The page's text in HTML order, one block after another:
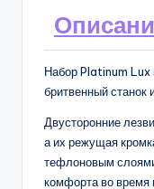
Набор Platinum Lux
бритвенный станок
Двусторонние
а их режущая
тефлоновым
комфорта во время